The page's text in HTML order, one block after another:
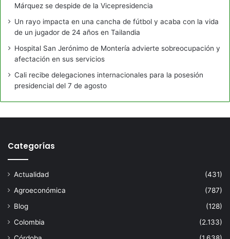
Márquez se despide de la Vicepresidencia
Un rayo impacta en una cancha de fútbol y acaba con la vida
de un jugador de 24 años en Tailandia
Hospital San Jerónimo de Montería advierte sobreocupación y
afectación en sus servicios
Cali recibe delegaciones internacionales para la posesión
presidencial del 7 de agosto
Categorías
Actualidad
(431)
Agroeconómica
(787)
Blog
(128)
Colombia
(2.133)